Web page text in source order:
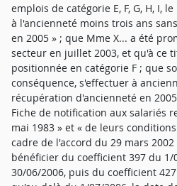
emplois de catégorie E, F, G, H, I,
à l'ancienneté moins trois ans
en 2005 » ; que Mme X... a été
secteur en juillet 2003, et qu'à ce
positionnée en catégorie F ; que
conséquence, s'effectuer à
récupération d'ancienneté en
Fiche de notification aux salariés
mai 1983 » et « de leurs
cadre de l'accord du 29 mars
bénéficier du coefficient 397 du 1/
30/06/2006, puis du coefficient